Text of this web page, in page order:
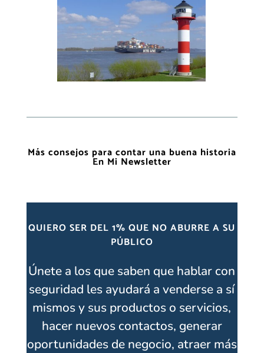
Más consejos para contar una buena historia
En Mi Newsletter
QUIERO SER DEL 1% QUE NO ABURRE A SU
PÚBLICO
Únete a los que saben que hablar con
seguridad les ayudará a venderse a sí
mismos y sus productos o servicios,
hacer nuevos contactos, generar
oportunidades de negocio, atraer más